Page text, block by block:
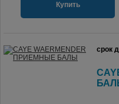
Купить
срок